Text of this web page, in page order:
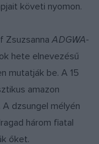
követi nyomon.
ZsuzsannaADGWA-
hete elnevezésű
mutatják be. A 15
amazon
dzsungel mélyén
három fiatal
őket.